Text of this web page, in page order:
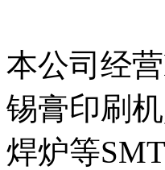
本公司经
锡膏印刷
焊炉等